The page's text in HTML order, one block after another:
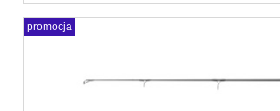
promocja